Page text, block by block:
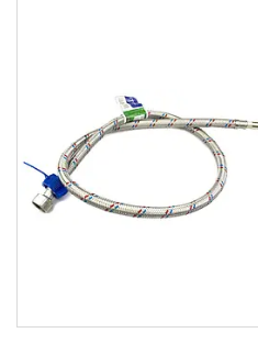
Kottmann
WEG
Призначення гнучкої підводки
1/2" 74